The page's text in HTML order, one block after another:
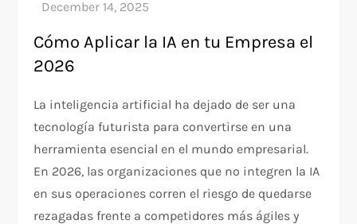
Cómo Aplicar la IA en tu Empresa el
2026
La inteligencia artificial ha dejado de ser una
tecnología futurista para convertirse en una
herramienta esencial en el mundo empresarial.
En 2026, las organizaciones que no integren la IA
en sus operaciones corren el riesgo de quedarse
rezagadas frente a competidores más ágiles y